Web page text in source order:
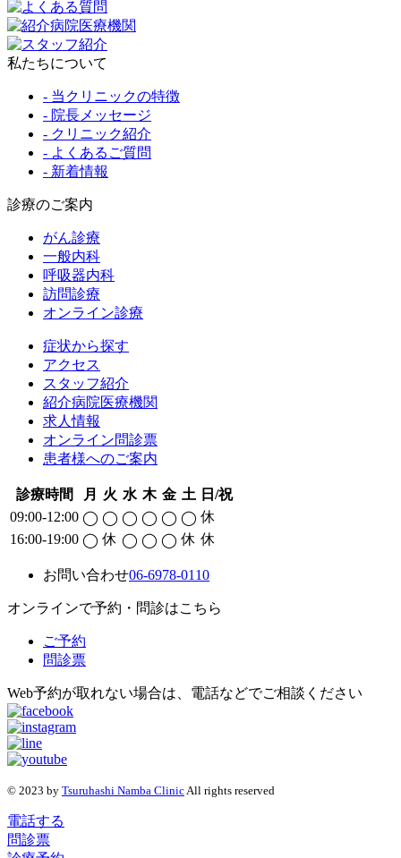
私たちについて
- 当クリニックの特徴
- 院長メッセージ
- クリニック紹介
- よくあるご質問
- 新着情報
診療のご案内
がん診療
一般内科
呼吸器内科
訪問診療
オンライン診療
症状から探す
アクセス
スタッフ紹介
紹介病院医療機関
求人情報
オンライン問診票
患者様へのご案内
診療時間 月 火 水 木 金 土 日/祝
09:00-12:00 ◯ ◯ ◯ ◯ ◯ ◯ 休
16:00-19:00 ◯ 休 ◯ ◯ ◯ 休 休
お問い合わせ06-6978-0110
オンラインで予約・問診はこちら
ご予約
問診票
Web予約が取れない場合は、電話などでご相談ください
© 2023 by Tsuruhashi Namba Clinic All rights reserved
電話する
問診票